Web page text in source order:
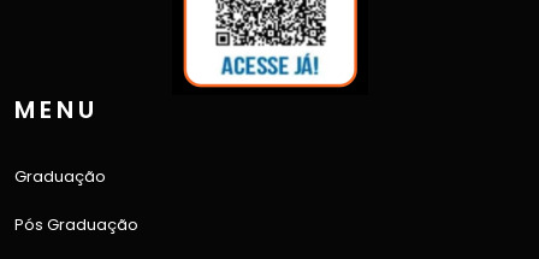
MENU
Graduação
Pós Graduação